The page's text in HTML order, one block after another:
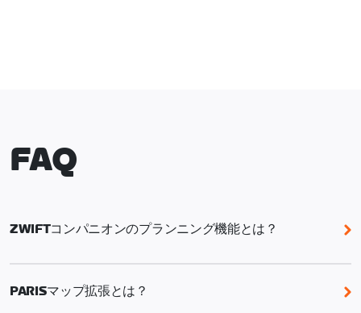
FAQ
ZWIFTコンパニオンのプランニング機能とは？
Zwiftコンパニオンのプランニング機能では、バイク
ワークアウト、バイクルート、イベント（バイクおよ
びラン）、RoboPacerライド、チャレンジタスク
PARISマップ拡張とは？